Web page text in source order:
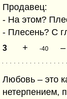
Продавец:
- На этом?
- Плесень? С
3 + -40 –
Любовь – это
нетерпением,